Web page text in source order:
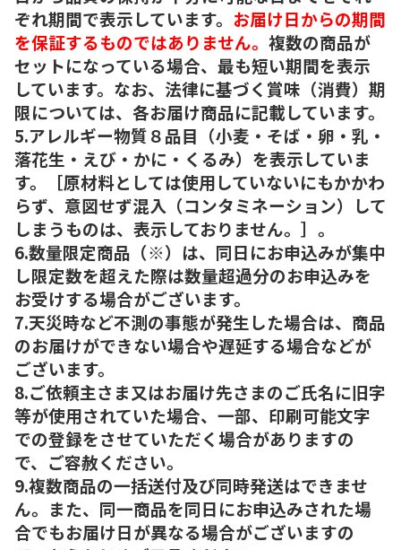
ぞれ期間で表示しています。 お届け日からの期間
を保証するものではありません。 複数の商品が
セットになっている場合、最も短い期間を表示
しています。なお、法律に基づく賞味（消費）期
限については、各お届け商品に記載しています。
5.アレルギー物質８品目（小麦・そば・卵・乳・
落花生・えび・かに・くるみ）を表示していま
す。［原材料としては使用していないにもかかわ
らず、意図せず混入（コンタミネーション）して
しまうものは、表示しておりません。］。
6.数量限定商品（※）は、同日にお申込みが集中
し限定数を超えた際は数量超過分のお申込みを
お受けする場合がございます。
7.天災時など不測の事態が発生した場合は、商品
のお届けができない場合や遅延する場合などが
ございます。
8.ご依頼主さま又はお届け先さまのご氏名に旧字
等が使用されていた場合、一部、印刷可能文字
での登録をさせていただく場合がありますの
で、ご容赦ください。
9.複数商品の一括送付及び同時発送はできませ
ん。また、同一商品を同日にお申込みされた場
合でもお届け日が異なる場合がございますの